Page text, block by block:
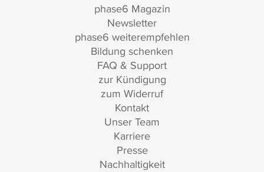
phase6 Magazin
Newsletter
phase6 weiterempfehlen
Bildung schenken
FAQ & Support
zur Kündigung
zum Widerruf
Kontakt
Unser Team
Karriere
Presse
Nachhaltigkeit